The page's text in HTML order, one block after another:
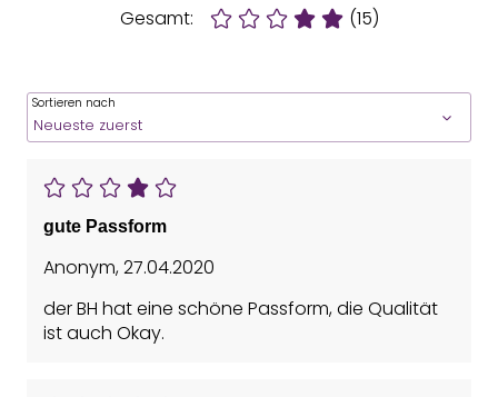
Gesamt: (15)
Sortieren nach
gute Passform
Anonym,27.04.2020
der BH hat eine schöne Passform, die Qualität
ist auch Okay.